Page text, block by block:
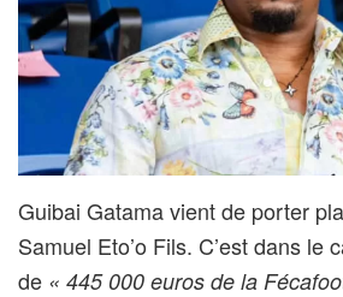
Guibai Gatama vient de porter
Samuel Eto’o Fils. C’est dans le
de « 445 000 euros de la